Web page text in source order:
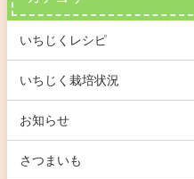
いちじくレシピ
いちじく栽培状況
お知らせ
さつまいも